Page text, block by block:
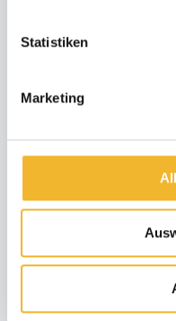
Statistiken
Marketing
Fragen zum Objekt /
Sollte Ihr
Sie sich bitte mit uns
eine unverbindliche